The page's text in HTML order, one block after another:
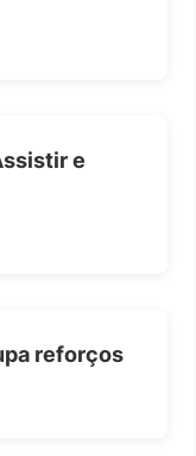
e
reforços